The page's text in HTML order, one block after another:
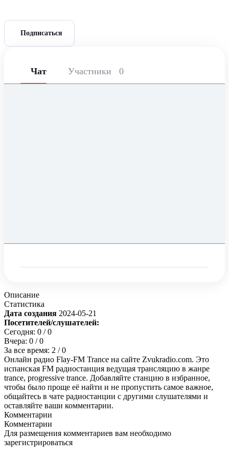
Подписаться
Чат Участники 0
Описание
Статистика
Дата создания 2024-05-21
Посетителей/слушателей:
Сегодня: 0 / 0
Вчера: 0 / 0
За все время: 2 / 0
Онлайн радио Flay-FM Trance на сайте Zvukradio.com. Это
испанская FM радиостанция ведущая трансляцию в жанре
trance, progressive trance. Добавляйте станцию в избранное,
чтобы было проще её найти и не пропустить самое важное,
общайтесь в чате радиостанции с другими слушателями и
оставляйте ваши комментарии.
Комментарии
Комментарии
Для размещения комментариев вам необходимо
зарегистрироваться